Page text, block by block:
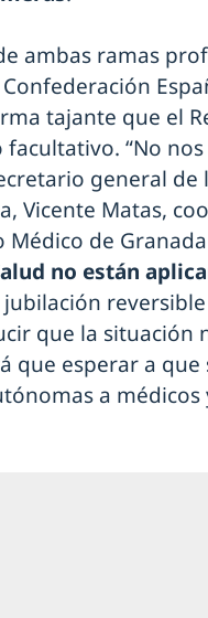
ambas ramas
tajante que el
“No nos
general de
Vicente Matas,
de
no están
jubilación
que la situación
que esperar a
a médicos